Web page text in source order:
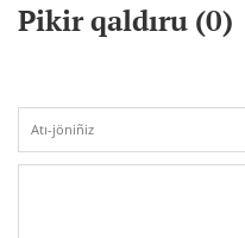
Pikir qaldıru (0)